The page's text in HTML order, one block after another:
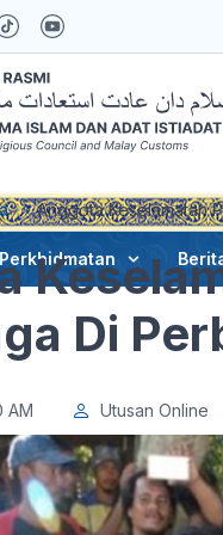
Perkhidmatan
Anggota Keselamatan
Di
AM Utusan Online